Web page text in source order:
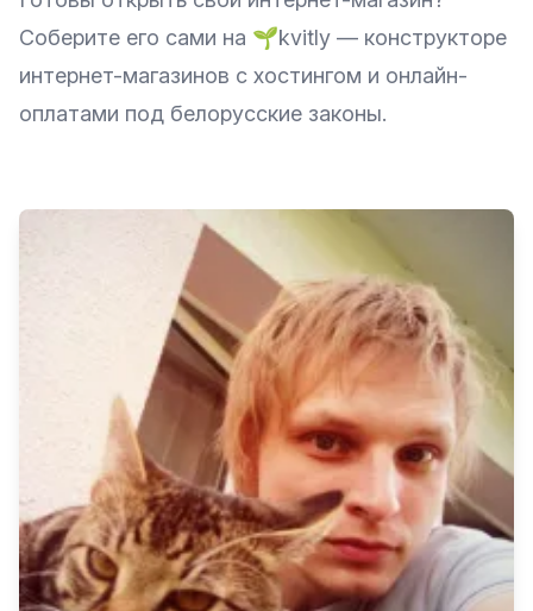
Соберите его сами на 🌱kvitly — конструкторе
интернет-магазинов с хостингом и онлайн-
оплатами под белорусские законы.